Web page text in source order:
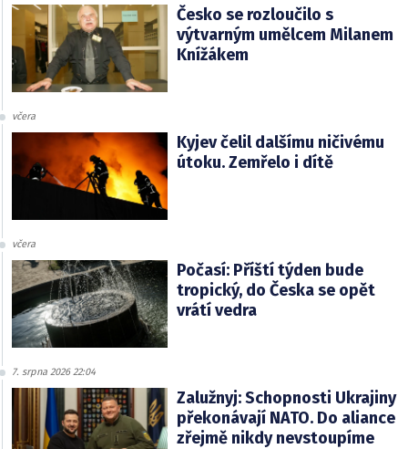
Česko se rozloučilo s
výtvarným umělcem Milanem
Knížákem
včera
Kyjev čelil dalšímu ničivému
útoku. Zemřelo i dítě
včera
Počasí: Příští týden bude
tropický, do Česka se opět
vrátí vedra
7. srpna 2026 22:04
Zalužnyj: Schopnosti Ukrajiny
překonávají NATO. Do aliance
zřejmě nikdy nevstoupíme